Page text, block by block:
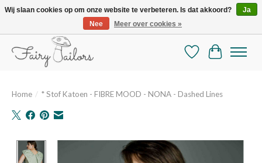
De mooiste online selectie stoffen en mercerie
Verlanglijst
Home / * Stof Katoen - FIBRE MOOD - NONA - Dashed Lines
Product image slideshow Items
Wij slaan cookies op om onze website te verbeteren. Is dat akkoord?
Ja
Nee
Meer over cookies »